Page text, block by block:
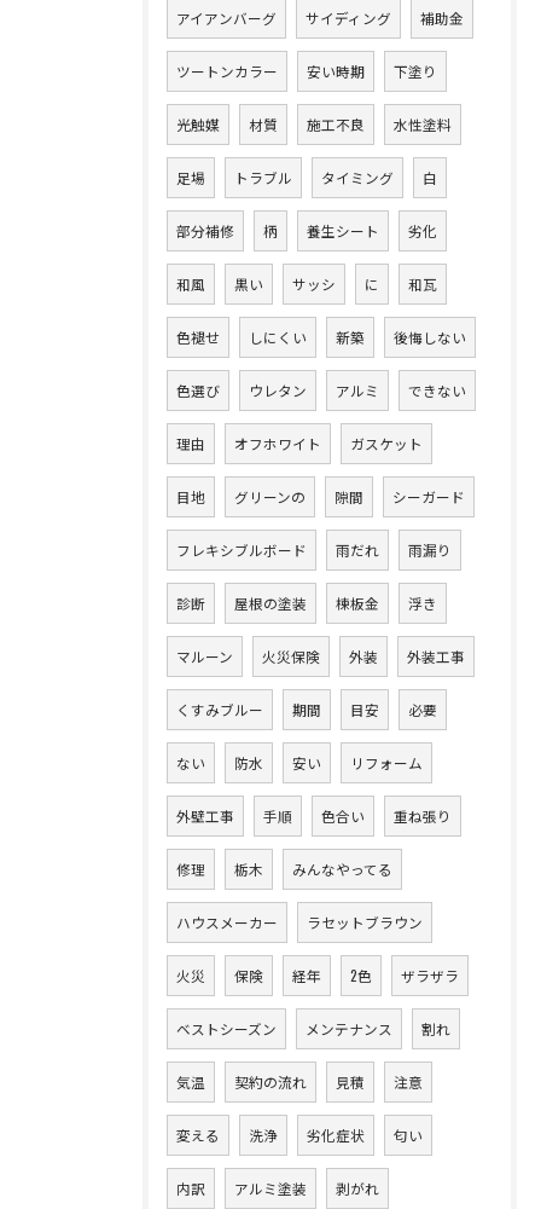
アイアンバーグ サイディング 補助金
ツートンカラー 安い時期 下塗り
光触媒 材質 施工不良 水性塗料
足場 トラブル タイミング 白
部分補修 柄 養生シート 劣化
和風 黒い サッシ に 和瓦
色褪せ しにくい 新築 後悔しない
色選び ウレタン アルミ できない
理由 オフホワイト ガスケット
目地 グリーンの 隙間 シーガード
フレキシブルボード 雨だれ 雨漏り
診断 屋根の塗装 棟板金 浮き
マルーン 火災保険 外装 外装工事
くすみブルー 期間 目安 必要
ない 防水 安い リフォーム
外壁工事 手順 色合い 重ね張り
修理 栃木 みんなやってる
ハウスメーカー ラセットブラウン
火災 保険 経年 2色 ザラザラ
ベストシーズン メンテナンス 割れ
気温 契約の流れ 見積 注意
変える 洗浄 劣化症状 匂い
内訳 アルミ塗装 剥がれ